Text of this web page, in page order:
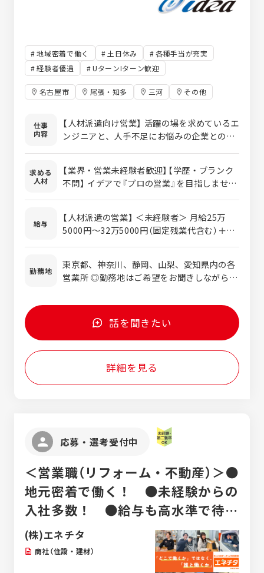
地域密着で働く 土日休み
各種手当が充実
経験者優遇
UターンIターン歓迎
名古屋市 尾張・知多 三河 その他
仕事
内容
【人材派遣向け営業】 活躍の場を求めているエ
ンジニアと、人手不足にお悩みの企業との架
します！ ＜業務内容＞ ■未経験の方 入社後1
ヵ月間は、自社工場内にて部品加工や製品組
立等の ものづくりの流れ等を研修してゆきま
す。 その後、営業所に着任して、アポイント
の取り方や商談の進め方等を 覚えながら、上
来るように、OJTやロープレを交 えながら
営業を習得できる体制を整えております。
いね◎ ■営業経験のある方 異業種での営業
経験がある方であれば ものづくりの流れや人
材業界の専門知識を学んで頂いたあと すぐに
これまでの経験を活かしてご活躍いただけま
方や急成長をとげる トレンド企業やベンチャ
ー事業の方と商談。 人材をキーワードにお客
方、お待ちしております！ ※人材業界で営業
経験のある方も大歓迎！ 【技術営業】 当社
モノづくりを展開しております！ 搬送設備や
検査装置等の設計～製作、 部品加工、製品の
開発～試験等の受託開発を手掛けています。
＜業務内容＞ こちらの事業の営業担当とし
連業務を担当していただきます。 その他にも
リピート品や既存設備等の改造案件に対する
受注獲得、 仕様や納期の打合せ見積り対応、
求める
人材
【業界・営業未経験者歓迎】【学歴・ブランク
不問】 イデアで『プロの営業』を目指しません
免許（AT限定可） ＜こんな方にはピッタリ◎
＞ ◆人とコミュニケーションを取るのが好き
な方 ◆たくさんの人に喜ばれる仕事をしたい
方 ◆頑張った実績を正当に評価して欲しい方
◆何事にも興味を持ち、自身のスキルアップ
も！＞ 営業職経験のある方や人材派遣の営業
職、 技術営業職でご活躍されてきた方などに
とっても、 これまでのご経験を活かせる環境
を準備しています。
給与
【人材派遣の営業】 ＜未経験者＞ 月給25万
5000円～32万5000円（固定残業代含む）＋賞
関わらず40時間分（6万円～7万5000円）を支
給 ※超過分は別途支給 ＜営業経験者＞ 月給
＋賞与＋インセンティブ ※経験・能力を考慮
のうえ決定 ※固定残業代は、時間外労働の有
無に関わらず40時間分（7万5000円～10万円）
考慮のうえ決定
勤務地
東京都、神奈川、静岡、山梨、愛知県内の各
営業所 ◎勤務地はご希望をお聞きしながらご
本社/静岡県静岡市葵区常磐町2丁目4-25 イ
デア常磐町ビル7F ■東京営業所／東京都中央
区日本橋2-16-3 ブリリアンビル6F ■厚木
営業所／神奈川県厚木市旭町1-9-7 旭町三
紫ビル301 ■三島営業所／静岡県三島市一番
町3-6 マ・ローネビル2F ■山梨オフィス／
山梨県甲府市中央3丁目10-14 TFビル3-G
室 ■湖西営業所／静岡県湖西市白須賀2754
■藤枝工場／静岡県藤枝市堀之内1-4-6
話を聞きたい
詳細を見る
応募・選考受付中
＜営業職（リフォーム・不動産）＞●
地元密着で働く！ ●未経験からの
入社多数！ ●給与も高水準で待遇
も充実！ ●ライフワークバランス
大切に！
(株)エネチタ
商社（住設・建材）